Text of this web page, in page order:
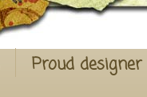
Proud